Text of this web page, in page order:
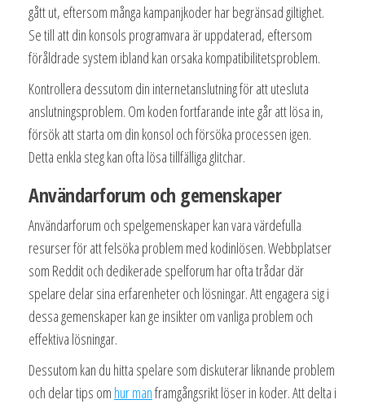
gått ut, eftersom många kampanjkoder har begränsad giltighet.
Se till att din konsols programvara är uppdaterad, eftersom
föråldrade system ibland kan orsaka kompatibilitetsproblem.
Kontrollera dessutom din internetanslutning för att utesluta
anslutningsproblem. Om koden fortfarande inte går att lösa in,
försök att starta om din konsol och försöka processen igen.
Detta enkla steg kan ofta lösa tillfälliga glitchar.
Användarforum och gemenskaper
Användarforum och spelgemenskaper kan vara värdefulla
resurser för att felsöka problem med kodinlösen. Webbplatser
som Reddit och dedikerade spelforum har ofta trådar där
spelare delar sina erfarenheter och lösningar. Att engagera sig i
dessa gemenskaper kan ge insikter om vanliga problem och
effektiva lösningar.
Dessutom kan du hitta spelare som diskuterar liknande problem
och delar tips om hur manframgångsrikt löser in koder. Att delta i